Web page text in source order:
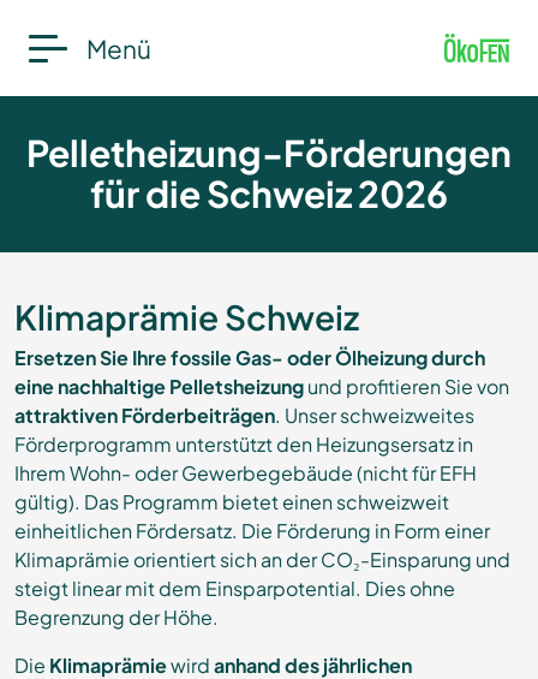
Menü
Pelletheizung-Förderungen
für die Schweiz 2026
Klimaprämie Schweiz
Ersetzen Sie Ihre fossile Gas- oder Ölheizung durch
eine nachhaltige Pelletsheizungund profitieren Sie von
attraktiven Förderbeiträgen. Unser schweizweites
Förderprogramm unterstützt den Heizungsersatz in
Ihrem Wohn- oder Gewerbegebäude (nicht für EFH
gültig). Das Programm bietet einen schweizweit
einheitlichen Fördersatz. Die Förderung in Form einer
Klimaprämie orientiert sich an der CO₂-Einsparung und
steigt linear mit dem Einsparpotential. Dies ohne
Begrenzung der Höhe.
Die Klimaprämiewirdanhand des jährlichen